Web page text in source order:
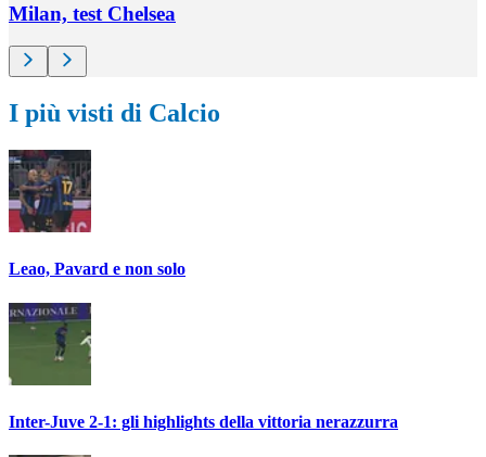
Milan, test Chelsea
I più visti di Calcio
Leao, Pavard e non solo
Inter-Juve 2-1: gli highlights della vittoria nerazzurra